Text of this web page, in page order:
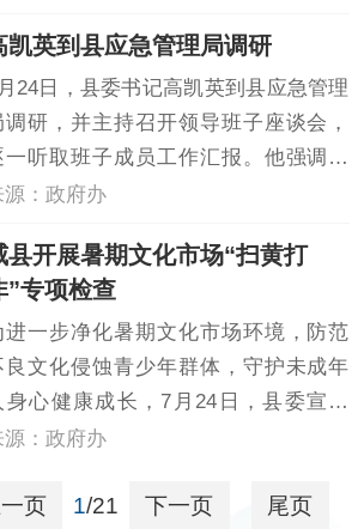
，确保项目如期投产。县委副书记、
长程科峰出席并讲意见。会上，高凯
听取了项目建设进展...
凯英到县应急管理局调研
24日，县委书记高凯英到县应急管理
调研，并主持召开领导班子座谈会，
一听取班子成员工作汇报。他强调，
认真贯彻落实县第十三次党代会精
业履职能力，常态化组织应急实战演
，锤炼严实过硬工作作风，抓实抓细
汛备汛、安...
源：政府办
县开展暑期文化市场“扫黄打
”专项检查
进一步净化暑期文化市场环境，防范
良文化侵蚀青少年群体，守护未成年
身心健康成长，7月24日，县委宣传
、县“扫黄打非”办公室联合县文化市场
检查行动，对辖区影院、印刷厂、书
源：政府办
一页 1/21 下一页 尾页